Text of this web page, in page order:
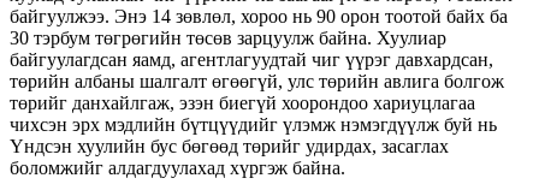
байгуулжээ. Энэ 14 зөвлөл, хороо нь 90 орон тоотой байх ба
30 тэрбум төгрөгийн төсөв зарцуулж байна. Хуулиар
байгуулагдсан яамд, агентлагуудтай чиг үүрэг давхардсан,
төрийн албаны шалгалт өгөөгүй, улс төрийн авлига болгож
төрийг данхайлгаж, эзэн биегүй хоорондоо хариуцлагаа
чихсэн эрх мэдлийн бүтцүүдийг үлэмж нэмэгдүүлж буй нь
Үндсэн хуулийн бус бөгөөд төрийг удирдах, засаглах
боломжийг алдагдуулахад хүргэж байна.